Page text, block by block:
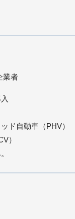
業者
ド自動車（PHV）
）